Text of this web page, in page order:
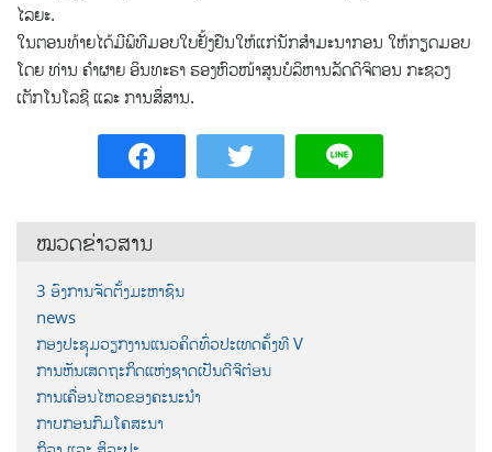
ໄລຍະ.
ໃນຕອນທ້າຍໄດ້ມີພິທີມອບໃບຢັ້ງຢືນໃຫ້ແກ່ນັກສໍາມະນາກອນ ໃຫ້ກຽດມອບ
ໂດຍ ທ່ານ ຄຳຜາຍ ອິນທະຣາ ຮອງຫົວໜ້າສູນບໍລິຫານລັດດິຈິຕອນ ກະຊວງ
ເຕັກໂນໂລຊີ ແລະ ການສຶ່ສານ.
ໝວດຂ່າວສານ
3 ອົງການຈັດຕັ້ງມະຫາຊົນ
news
ກອງປະຊຸມວຽກງານແນວຄິດທົ່ວປະເທດຄັ້ງທີ V
ການຫັນເສດຖະກິດແຫ່ງຊາດເປັນດີຈີຕ໋ອນ
ການເຄື່ອນໄຫວຂອງຄະນະນຳ
ກາບກອນກົມໂຄສະນາ